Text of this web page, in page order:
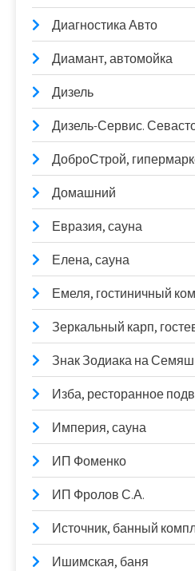
Диагностика Авто
Диамант, автомойка
Дизель
Дизель-Сервис.
ДоброСтрой,
Домашний
Евразия, сауна
Елена, сауна
Емеля, гостиничный
Зеркальный карп,
Знак Зодиака на
Изба, ресторанное
Империя, сауна
ИП Фоменко
ИП Фролов С.А.
Источник, банный
Ишимская, баня